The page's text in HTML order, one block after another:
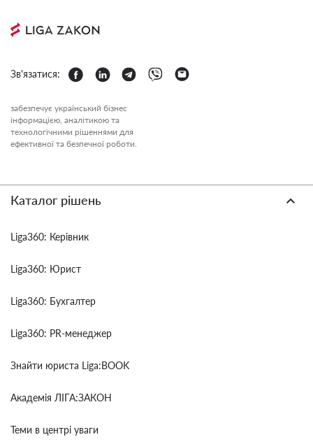
Зв'язатися:
забезпечує український бізнес
інформацією, аналітикою та
технологічними рішеннями для
ефективної та безпечної роботи.
Каталог рішень
Liga360: Керівник
Liga360: Юрист
Liga360: Бухгалтер
Liga360: PR-менеджер
Знайти юриста Liga:BOOK
Академія ЛІГА:ЗАКОН
Теми в центрі уваги